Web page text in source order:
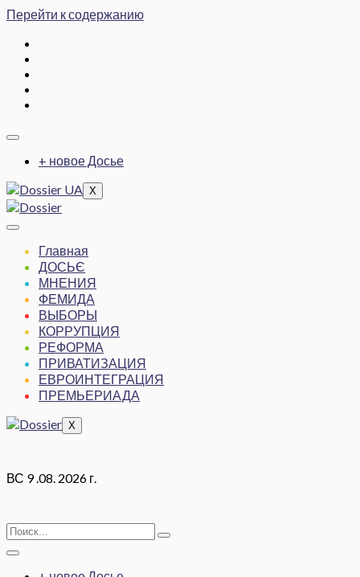
Перейти к содержанию
+ новое Досье
X
Главная
ДОСЬЄ
МНЕНИЯ
ФЕМИДА
ВЫБОРЫ
КОРРУПЦИЯ
РЕФОРМА
ПРИВАТИЗАЦИЯ
ЕВРОИНТЕГРАЦИЯ
ПРЕМЬЕРИАДА
X
ВС 9 .08. 2026 г.